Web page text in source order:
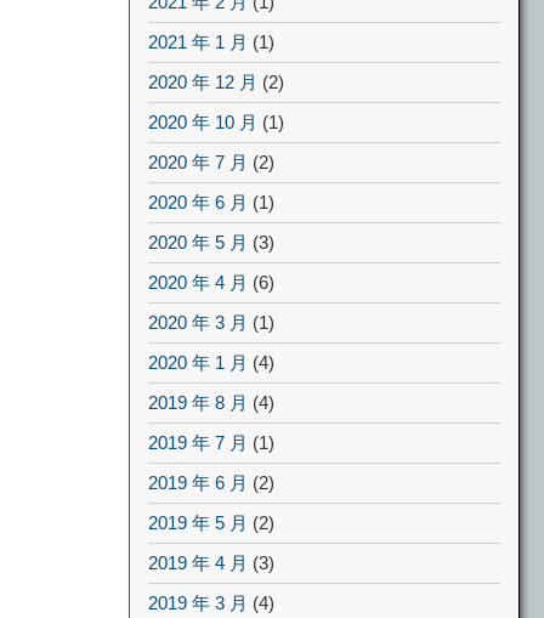
2021 年 1 月 (1)
2020 年 12 月 (2)
2020 年 10 月 (1)
2020 年 7 月 (2)
2020 年 6 月 (1)
2020 年 5 月 (3)
2020 年 4 月 (6)
2020 年 3 月 (1)
2020 年 1 月 (4)
2019 年 8 月 (4)
2019 年 7 月 (1)
2019 年 6 月 (2)
2019 年 5 月 (2)
2019 年 4 月 (3)
2019 年 3 月 (4)